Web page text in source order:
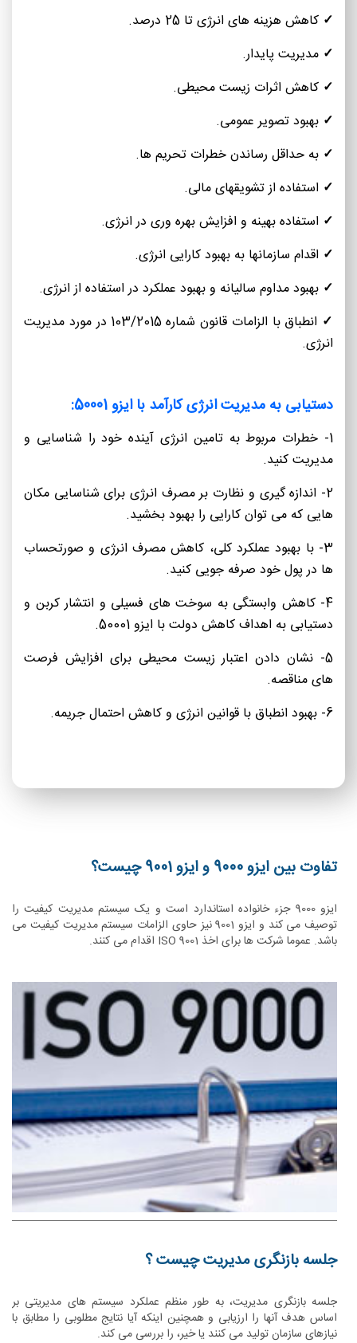
✓ کاهش هزینه های انرژی تا 25 درصد.
✓ مدیریت پایدار.
✓ کاهش اثرات زیست محیطی.
✓ بهبود تصویر عمومی.
✓ به حداقل رساندن خطرات تحریم ها.
✓ استفاده از تشویقهای مالی.
✓ استفاده بهینه و افزایش بهره وری در انرژی.
✓ اقدام سازمانها به بهبود کارایی انرژی.
✓ بهبود مداوم سالیانه و بهبود عملکرد در استفاده از انرژی.
✓
انطباق با الزامات قانون شماره 103/2015 در مورد مدیریت
انرژی.
دستیابی به مدیریت انرژی کارآمد با ایزو 50001:
1- خطرات مربوط به تامین انرژی آینده خود را شناسایی و
مدیریت کنید.
2- اندازه گیری و نظارت بر مصرف انرژی برای شناسایی مکان
هایی که می توان کارایی را بهبود بخشید.
3- با بهبود عملکرد کلی، کاهش مصرف انرژی و صورتحساب
ها در پول خود صرفه جویی کنید.
4- کاهش وابستگی به سوخت های فسیلی و انتشار کربن و
دستیابی به اهداف کاهش دولت با ایزو 50001.
5- نشان دادن اعتبار زیست محیطی برای افزایش فرصت
های مناقصه.
6- بهبود انطباق با قوانین انرژی و کاهش احتمال جریمه.
تفاوت بین ایزو 9000 و ایزو 9001 چیست؟
ایزو 9000 جزء خانواده استاندارد است و یک سیستم مدیریت کیفیت را
توصیف می کند و ایزو 9001 نیز حاوی الزامات سیستم مدیریت کیفیت می
باشد. عموما شرکت ها برای اخذ ISO 9001 اقدام می کنند.
جلسه بازنگری مدیریت چیست ؟
جلسه بازنگری مدیریت، به طور منظم عملکرد سیستم های مدیریتی بر
اساس هدف آنها را ارزیابی و همچنین اینکه آیا نتایج مطلوبی را مطابق با
نیازهای سازمان تولید می کنند یا خیر، را بررسی می کند.